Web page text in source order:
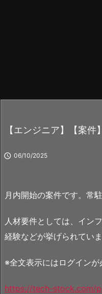
【エンジニア】【案
 06/10/2025
月内開始の案件です。常
人材要件としては、イン
経験などが挙げられていま
※全文表示にはログインが
https://tech-stock.com/